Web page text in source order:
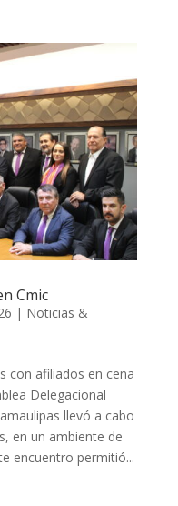
Cmic
| Noticias &
con afiliados en cena
Delegacional
llevó a cabo
en un ambiente de
encuentro permitió...